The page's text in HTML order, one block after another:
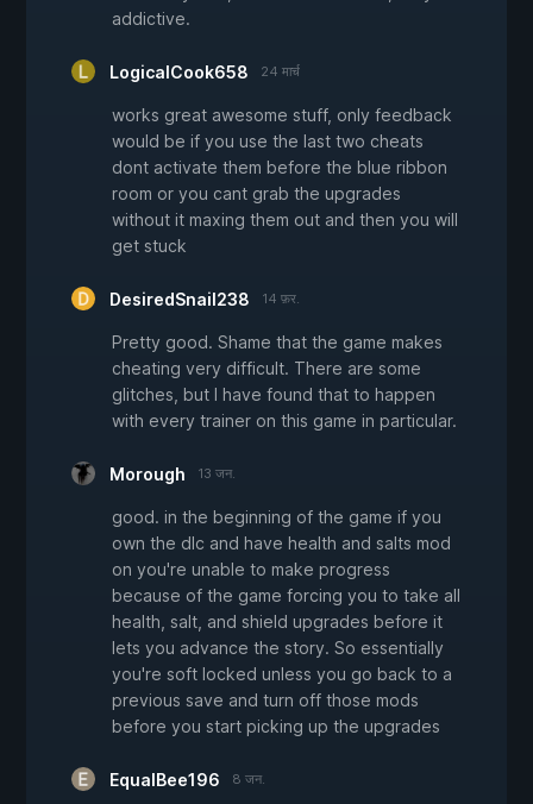
addictive.
LogicalCook658 24 मार्च
works great awesome stuff, only feedback
would be if you use the last two cheats
dont activate them before the blue ribbon
room or you cant grab the upgrades
without it maxing them out and then you will
get stuck
DesiredSnail238 14 फ़र.
Pretty good. Shame that the game makes
cheating very difficult. There are some
glitches, but I have found that to happen
with every trainer on this game in particular.
Morough 13 जन.
good. in the beginning of the game if you
own the dlc and have health and salts mod
on you're unable to make progress
because of the game forcing you to take all
health, salt, and shield upgrades before it
lets you advance the story. So essentially
you're soft locked unless you go back to a
previous save and turn off those mods
before you start picking up the upgrades
EqualBee196 8 जन.